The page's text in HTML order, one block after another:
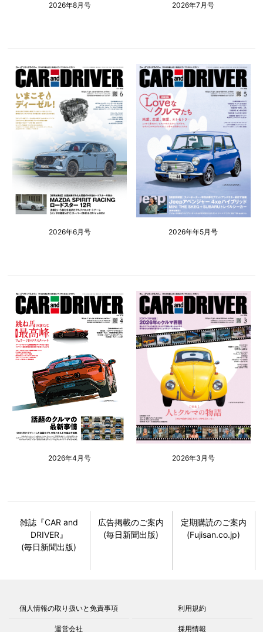
2026年8月号 2026年7月号
2026年6月号 2026年年5月号
2026年4月号 2026年3月号
雑誌『CAR and
DRIVER』
(毎日新聞出版)
広告掲載のご案内
(毎日新聞出版)
定期購読のご案内
(Fujisan.co.jp)
個人情報の取り扱いと免責事項 利用規約
運営会社 採用情報